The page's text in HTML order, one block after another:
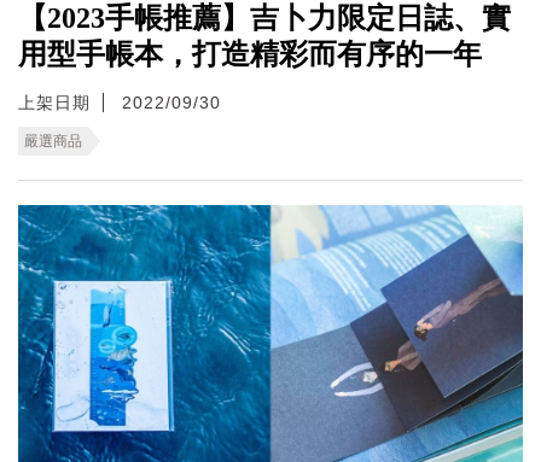
【2023手帳推薦】吉卜力限定日誌、實
用型手帳本，打造精彩而有序的一年
上架日期 2022/09/30
嚴選商品